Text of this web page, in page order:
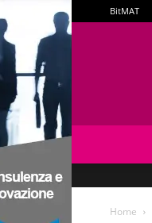
BitMAT
Home